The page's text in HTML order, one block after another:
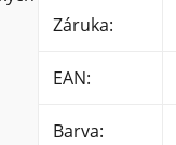
Záruka:
EAN:
Barva: